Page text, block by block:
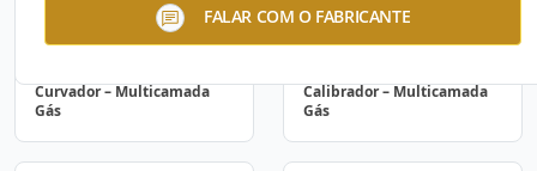
FALAR COM O FABRICANTE
Curvador – Multicamada
Gás
Calibrador – Multicamada
Gás